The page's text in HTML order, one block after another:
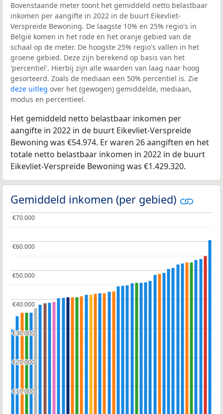
Bovenstaande meter toont het gemiddeld netto belastbaar
inkomen per aangifte in 2022 in de buurt Eikevliet-
Verspreide Bewoning. De laagste 10% en 25% regio's in
België komen in het rode en het oranje gebied van de
schaal op de meter. De hoogste 25% regio's vallen in het
groene gebied. Deze zijn berekend op basis van het
'percentiel'. Hierbij zijn alle waarden van laag naar hoog
gesorteerd. Zoals de mediaan een 50% percentiel is. Zie
deze uitleg over het (gewogen) gemiddelde, mediaan,
modus en percentieel.
Het gemiddeld netto belastbaar inkomen per
aangifte in 2022 in de buurt Eikevliet-Verspreide
Bewoning was €54.974. Er waren 26 aangiften en het
totale netto belastbaar inkomen in 2022 in de buurt
Eikevliet-Verspreide Bewoning was €1.429.320.
Gemiddeld inkomen (per gebied)
€10.000
€10.000
€20.000
€20.000
€30.000
€30.000
€40.000
€40.000
€50.000
€50.000
€60.000
€60.000
€70.000
€70.000